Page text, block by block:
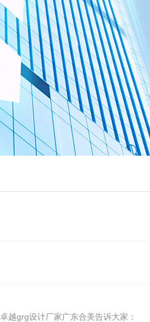
越grg设计厂家广东合美告诉大家：